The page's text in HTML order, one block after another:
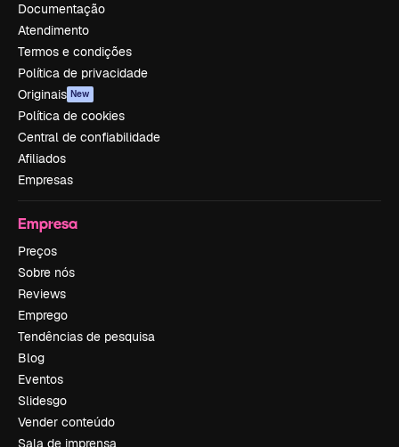
Documentação
Atendimento
Termos e condições
Política de privacidade
Originais New
Política de cookies
Central de confiabilidade
Afiliados
Empresas
Empresa
Preços
Sobre nós
Reviews
Emprego
Tendências de pesquisa
Blog
Eventos
Slidesgo
Vender conteúdo
Sala de imprensa